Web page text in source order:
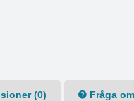
(0) Fråga